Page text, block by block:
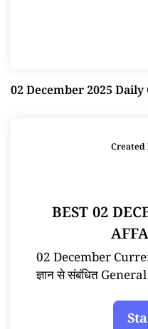
02 December 2025
Created
BEST 02
02 December
ज्ञान से संबंधित